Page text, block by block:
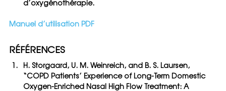
d’oxygénothérapie.
Manuel d’utilisation PDF
RÉFÉRENCES
H. Storgaard, U. M. Weinreich, and B. S. Laursen,
“COPD Patients’ Experience of Long-Term Domestic
Oxygen-Enriched Nasal High Flow Treatment: A